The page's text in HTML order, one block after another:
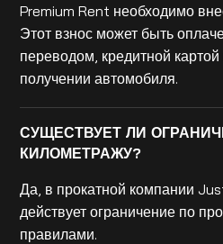
Premium Rent необходимо
Этот взнос может быть
переводом, кредитной
получении автомобиля.
СУЩЕСТВУЕТ ЛИ
КИЛОМЕТРАЖУ?
Да, в прокатной компании
действует ограничение по
правилами.